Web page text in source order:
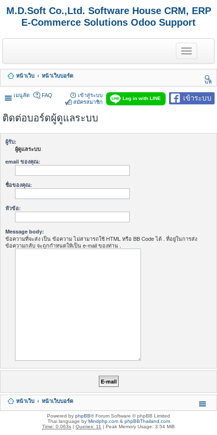
M.D.Soft Co.,Ltd. Software House CRM, ERP
E-Commerce Solutions Odoo Support
T
o
g
e
n
a
หน้าเว็บ
หน้าเว็บบอร์ด
นห
า
เมนูลัด
เข้าระบบ
Log in with LINE
FAQ
เข้าสู่ระบบ
สมัครสมาชิก
ติดต่อบอร์ดผู้ดูแลระบบ
ผู้รับ:
ผู้ดูแลระบบ
email ของคุณ:
ชื่อของคุณ:
หัวข้อ:
Message body:
ข้อความที่จะส่ง เป็น ข้อความ ไม่สามารถใช้ HTML หรือ BB Code ได้ . ที่อยู่ในการส่ง
ข้อความกลับ จะถูกกำหนดให้เป็น e-mail ของท่าน .
หน้าเว็บ หน้าเว็บบอร์ด
Powered by phpBB® Forum Software © phpBB Limited
Thai language by Mindphp.com& phpBBThailand.com
Time: 0.063s | Queries: 11 | Peak Memory Usage: 3.54 MiB